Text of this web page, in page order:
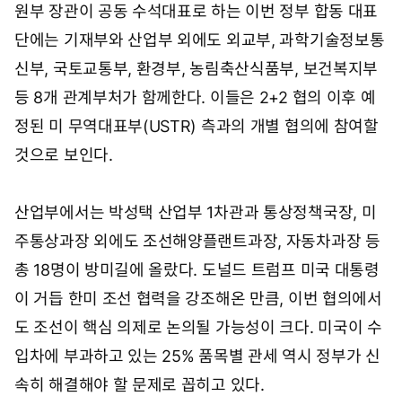
원부 장관이 공동 수석대표로 하는 이번 정부 합동 대표
단에는 기재부와 산업부 외에도 외교부, 과학기술정보통
신부, 국토교통부, 환경부, 농림축산식품부, 보건복지부
등 8개 관계부처가 함께한다. 이들은 2+2 협의 이후 예
정된 미 무역대표부(USTR) 측과의 개별 협의에 참여할
것으로 보인다.
산업부에서는 박성택 산업부 1차관과 통상정책국장, 미
주통상과장 외에도 조선해양플랜트과장, 자동차과장 등
총 18명이 방미길에 올랐다. 도널드 트럼프 미국 대통령
이 거듭 한미 조선 협력을 강조해온 만큼, 이번 협의에서
도 조선이 핵심 의제로 논의될 가능성이 크다. 미국이 수
입차에 부과하고 있는 25% 품목별 관세 역시 정부가 신
속히 해결해야 할 문제로 꼽히고 있다.